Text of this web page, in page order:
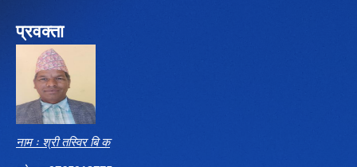
प्रवक्ता
नाम ः श्री तस्विर बि क